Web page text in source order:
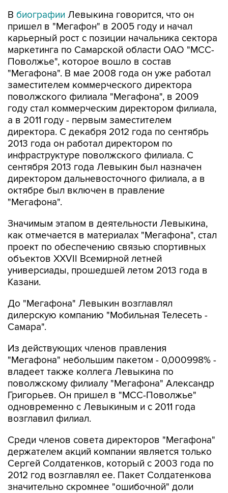
В биографии Левыкина говорится, что он
пришел в "Мегафон" в 2005 году и начал
карьерный рост с позиции начальника сектора
маркетинга по Самарской области ОАО "МСС-
Поволжье", которое вошло в состав
"Мегафона". В мае 2008 года он уже работал
заместителем коммерческого директора
поволжского филиала "Мегафона", в 2009
году стал коммерческим директором филиала,
а в 2011 году - первым заместителем
директора. С декабря 2012 года по сентябрь
2013 года он работал директором по
инфраструктуре поволжского филиала. С
сентября 2013 года Левыкин был назначен
директором дальневосточного филиала, а в
октябре был включен в правление
"Мегафона".
Значимым этапом в деятельности Левыкина,
как отмечается в материалах "Мегафона", стал
проект по обеспечению связью спортивных
объектов XXVII Всемирной летней
универсиады, прошедшей летом 2013 года в
Казани.
До "Мегафона" Левыкин возглавлял
дилерскую компанию "Мобильная Телесеть -
Самара".
Из действующих членов правления
"Мегафона" небольшим пакетом - 0,000998% -
владеет также коллега Левыкина по
поволжскому филиалу "Мегафона" Александр
Григорьев. Он пришел в "МСС-Поволжье"
одновременно с Левыкиным и с 2011 года
возглавил филиал.
Среди членов совета директоров "Мегафона"
держателем акций компании является только
Сергей Солдатенков, который с 2003 года по
2012 год возглавлял ее. Пакет Солдатенкова
значительно скромнее "ошибочной" доли